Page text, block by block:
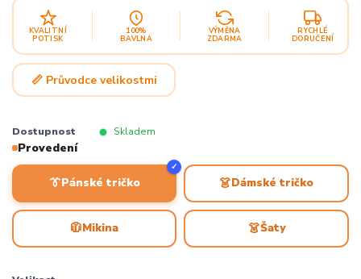
KVALITNÍ
POTISK
100%
BAVLNA
VÝMĚNA
ZDARMA
RYCHLÉ
DORUČENÍ
📏 Průvodce velikostmi
Dostupnost Skladem
Provedení
👔Pánské tričko
✓
👗Dámské tričko
🧥Mikina 👗Šaty